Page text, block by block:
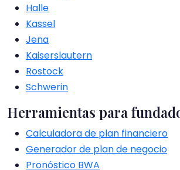
Halle
Kassel
Jena
Kaiserslautern
Rostock
Schwerin
Herramientas para
Calculadora de plan financiero
Generador de plan de negocio
Pronóstico BWA